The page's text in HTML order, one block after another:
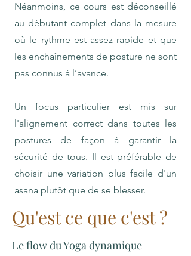
Néanmoins, ce cours est déconseillé
au débutant complet dans la mesure
où le rythme est assez rapide et que
les enchaînements de posture ne sont
pas connus à l’avance.
Un focus particulier est mis sur
l'alignement correct dans toutes les
postures de façon à garantir la
sécurité de tous. Il est préférable de
choisir une variation plus facile d'un
asana plutôt que de se blesser.
Qu'est ce que c'est ?
Le flow du Yoga dynamique